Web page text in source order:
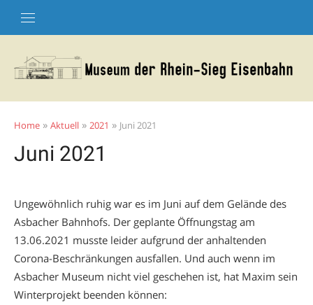
Home » Aktuell » 2021 » Juni 2021
Juni 2021
Ungewöhnlich ruhig war es im Juni auf dem Gelände des
Asbacher Bahnhofs. Der geplante Öffnungstag am
13.06.2021 musste leider aufgrund der anhaltenden
Corona-Beschränkungen ausfallen. Und auch wenn im
Asbacher Museum nicht viel geschehen ist, hat Maxim sein
Winterprojekt beenden können: